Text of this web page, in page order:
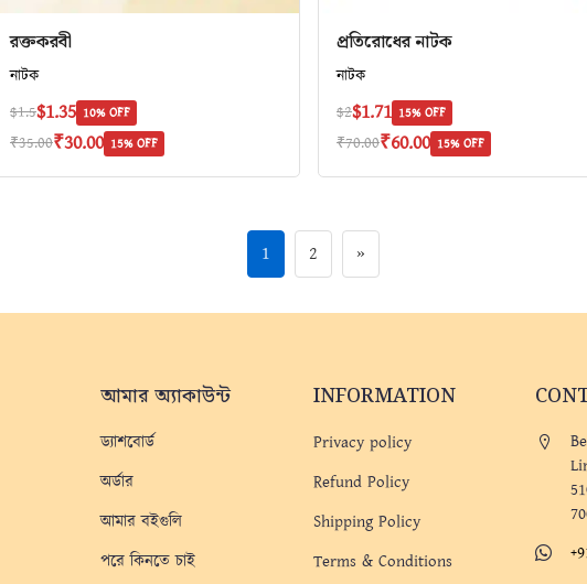
রক্তকরবী
নাটক
$1.5$1.35 10% OFF
₹35.00₹30.00 15% OFF
প্রতিরোধের নাটক
নাটক
$2$1.71 15% OFF
₹70.00₹60.00 15% OFF
1 2 »
আমার অ্যাকাউন্ট
ড্যাশবোর্ড
অর্ডার
আমার বইগুলি
পরে কিনতে চাই
INFORMATION
Privacy policy
Refund Policy
Shipping Policy
Terms & Conditions